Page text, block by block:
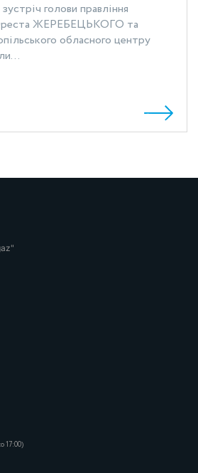
голови правління
ЖЕРЕБЕЦЬКОГО та
обласного центру
17:00)